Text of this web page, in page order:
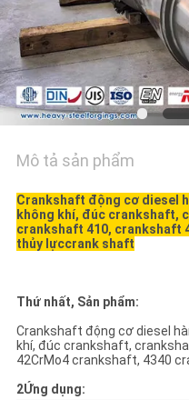
POLICY
Mô tả sản phẩm
Crankshaft động cơ diesel
không khí, đúc crankshaft,
crankshaft 410, crankshaft
thủy lựccrank shaft
Thứ nhất, Sản phẩm:
Crankshaft động cơ diesel
khí, đúc crankshaft,
42CrMo4 crankshaft, 4340
2Ứng dụng: